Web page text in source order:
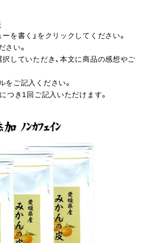
を書く」をクリックしてください。
さい。
していただき、本文に商品の感想やご
をご記入ください。
つき1回ご記入いただけます。